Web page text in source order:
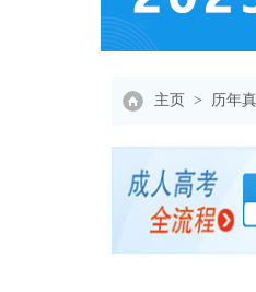
主页 > 历年